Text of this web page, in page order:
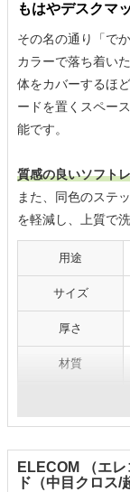
もはやデスクマ
その名の通り「で
カラーで落ち着い
体をカバーするほ
ードを置くスペー
能です。
質感の良いソフト
また、同色のステ
を軽減し、上質で
用途
サイズ
厚さ
材質
ELECOM （エ
ド（中目クロス/